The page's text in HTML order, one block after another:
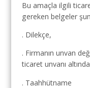
Bu amaçla ilgili
gereken belgeler
. Dilekçe,
. Firmanın unvan
ticaret unvanı
. Taahhütname